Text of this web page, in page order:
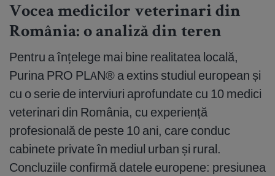
Vocea medicilor veterinari din
România: o analiză din teren
Pentru a înțelege mai bine realitatea locală,
Purina PRO PLAN® a extins studiul european și
cu o serie de interviuri aprofundate cu 10 medici
veterinari din România, cu experiență
profesională de peste 10 ani, care conduc
cabinete private în mediul urban și rural.
Concluziile confirmă datele europene: presiunea